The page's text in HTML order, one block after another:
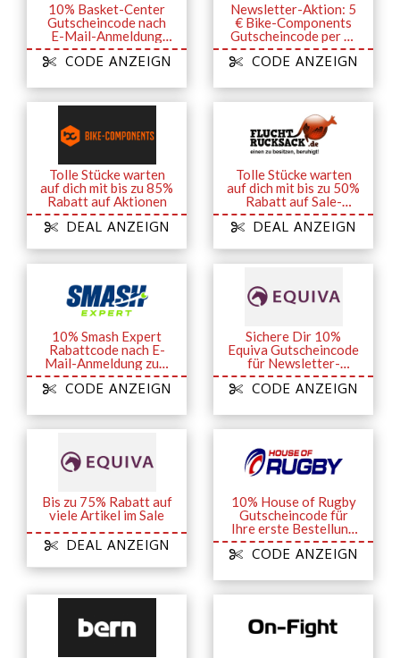
10% Basket-Center
Gutscheincode nach
E-Mail-Anmeldung
zum Newsletter
CODE ANZEIGN
Newsletter-Aktion: 5
€ Bike-Components
Gutscheincode per E-
Mail ab 60 €
CODE ANZEIGN
Tolle Stücke warten
auf dich mit bis zu 85%
Rabatt auf Aktionen
DEAL ANZEIGN
Tolle Stücke warten
auf dich mit bis zu 50%
Rabatt auf Sale-
Artikel
DEAL ANZEIGN
10% Smash Expert
Rabattcode nach E-
Mail-Anmeldung zum
Newsletter
CODE ANZEIGN
Sichere Dir 10%
Equiva Gutscheincode
für Newsletter-
Anmeldung
CODE ANZEIGN
Bis zu 75% Rabatt auf
viele Artikel im Sale
DEAL ANZEIGN
10% House of Rugby
Gutscheincode für
Ihre erste Bestellung
bei Anmeldung zum
Newsletter
CODE ANZEIGN